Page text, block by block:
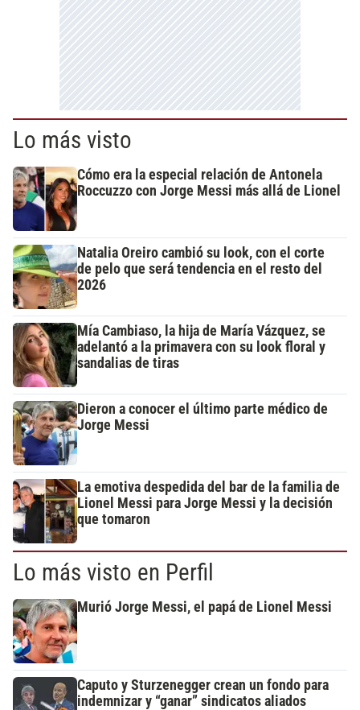
Lo más visto
Cómo era la especial relación de Antonela
Roccuzzo con Jorge Messi más allá de Lionel
Natalia Oreiro cambió su look, con el corte
de pelo que será tendencia en el resto del
2026
Mía Cambiaso, la hija de María Vázquez, se
adelantó a la primavera con su look floral y
sandalias de tiras
Dieron a conocer el último parte médico de
Jorge Messi
La emotiva despedida del bar de la familia de
Lionel Messi para Jorge Messi y la decisión
que tomaron
Lo más visto en Perfil
Murió Jorge Messi, el papá de Lionel Messi
Caputo y Sturzenegger crean un fondo para
indemnizar y “ganar” sindicatos aliados